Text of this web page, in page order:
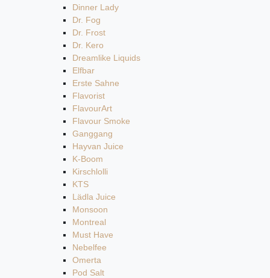
Dinner Lady
Dr. Fog
Dr. Frost
Dr. Kero
Dreamlike Liquids
Elfbar
Erste Sahne
Flavorist
FlavourArt
Flavour Smoke
Ganggang
Hayvan Juice
K-Boom
Kirschlolli
KTS
Lädla Juice
Monsoon
Montreal
Must Have
Nebelfee
Omerta
Pod Salt